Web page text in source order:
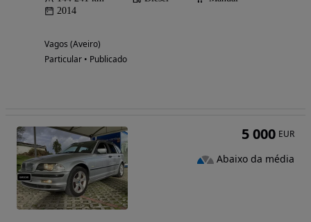
2014
Vagos (Aveiro)
Particular • Publicado
5 000 EUR
Abaixo da média